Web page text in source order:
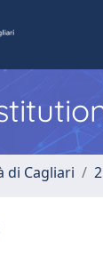
di Cagliari